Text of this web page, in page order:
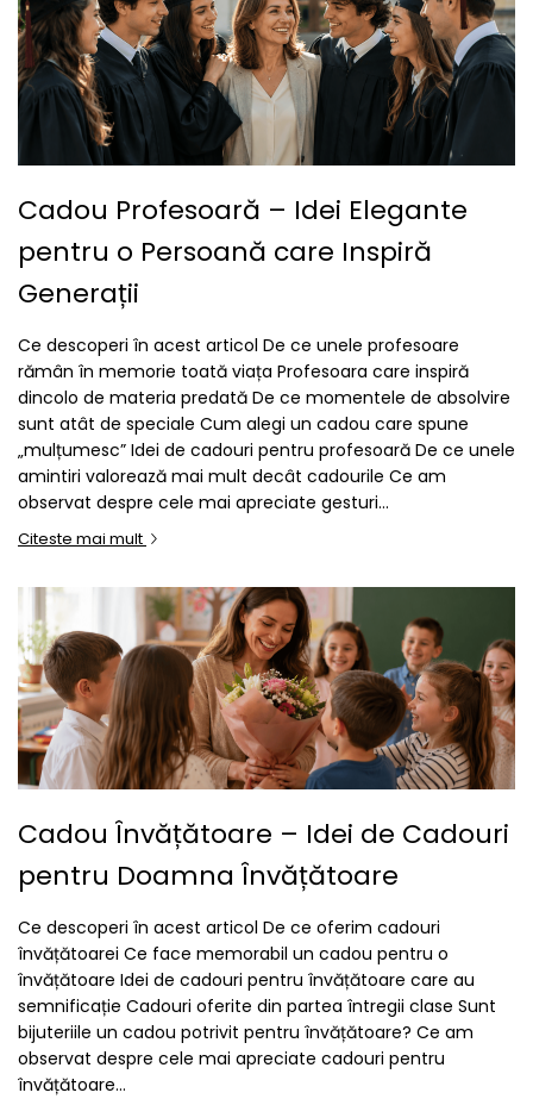
Cadou Profesoară – Idei Elegante
pentru o Persoană care Inspiră
Generații
Ce descoperi în acest articol De ce unele profesoare
rămân în memorie toată viața Profesoara care inspiră
dincolo de materia predată De ce momentele de absolvire
sunt atât de speciale Cum alegi un cadou care spune
„mulțumesc” Idei de cadouri pentru profesoară De ce unele
amintiri valorează mai mult decât cadourile Ce am
observat despre cele mai apreciate gesturi...
Citeste mai mult
Cadou Învățătoare – Idei de Cadouri
pentru Doamna Învățătoare
Ce descoperi în acest articol De ce oferim cadouri
învățătoarei Ce face memorabil un cadou pentru o
învățătoare Idei de cadouri pentru învățătoare care au
semnificație Cadouri oferite din partea întregii clase Sunt
bijuteriile un cadou potrivit pentru învățătoare? Ce am
observat despre cele mai apreciate cadouri pentru
învățătoare...